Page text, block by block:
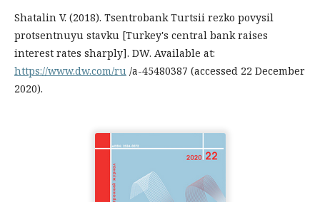
Shatalin V. (2018). Tsentrobank Turtsii rezko povysil
protsentnuyu stavku [Turkey's central bank raises
interest rates sharply]. DW. Available at:
https://www.dw.com/ru /a-45480387 (accessed 22 December
2020).